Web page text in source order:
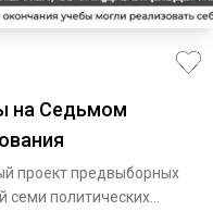
на Седьмом
проект предвыборных
семи политических